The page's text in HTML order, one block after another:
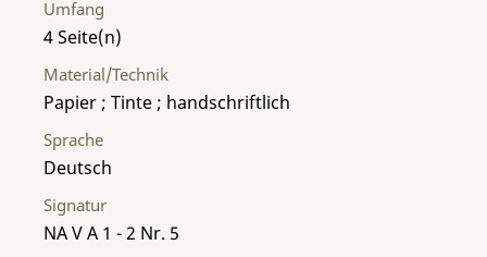
Umfang
4
Material/Technik
Papier ; Tinte ; handschriftlich
Sprache
Deutsch
Signatur
NA V A 1 - 2 Nr. 5